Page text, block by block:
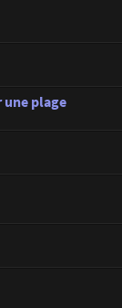
une plage